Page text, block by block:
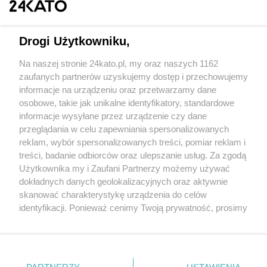
Wydawca mediów lokalnych
Nie zapomnij
zapoznać się z:
polityką prywatności regulamin korzystania z portali
Twojemiasto
Piekary Śląskie
Chorzów
Tarnowskie Góry
Skontaktuj sięz nami
Kontakt
Wydawca
Redakcja
Drogi Użytkowniku,
Na naszej stronie 24kato.pl, my oraz naszych 1162
zaufanych partnerów uzyskujemy dostęp i przechowujemy
informacje na urządzeniu oraz przetwarzamy dane
osobowe, takie jak unikalne identyfikatory, standardowe
informacje wysyłane przez urządzenie czy dane
przeglądania w celu zapewniania spersonalizowanych
reklam, wybór spersonalizowanych treści, pomiar reklam i
treści, badanie odbiorców oraz ulepszanie usług. Za zgodą
Użytkownika my i Zaufani Partnerzy możemy używać
dokładnych danych geolokalizacyjnych oraz aktywnie
skanować charakterystykę urządzenia do celów
identyfikacji. Ponieważ cenimy Twoją prywatność, prosimy
prywatności znajdujący się w lewym dolnym rogu strony